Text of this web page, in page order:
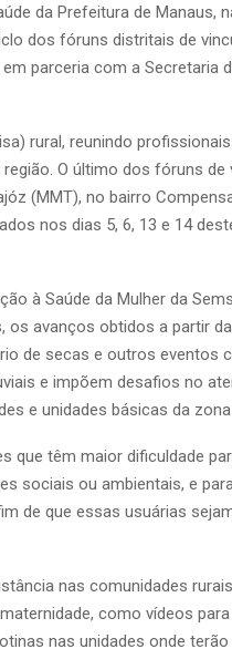
da Prefeitura de Manaus,
dos fóruns distritais de
parceria com a Secretaria
rural, reunindo
O último dos fóruns de
(MMT), no bairro
nos dias 5, 6, 13 e 14
à Saúde da Mulher da
os avanços obtidos a partir
de secas e outros eventos
e impõem desafios no
e unidades básicas da zona
que têm maior dificuldade
sociais ou ambientais, e
de que essas usuárias
nas comunidades
como vídeos
nas unidades onde terão